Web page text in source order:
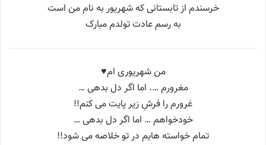
خرسندم از تابستانی که شهریور به نام من است
به رسم عادت تولدم مبارک
من شهریوری ام♥️
مغرورم …. اما اگر دل بدهی …
غرورم را فرشِ زیر پایت می کنم!!
خودخواهم … اما اگر دل بدهی …
تمام خواسته هایم در تو خلاصه می شود!!